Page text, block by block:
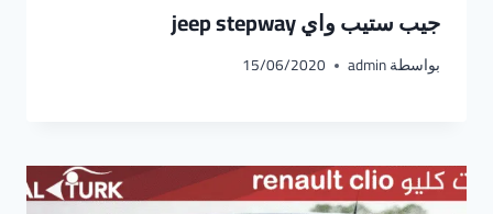
جيب ستيب واي jeep stepway
بواسطةadmin
15/06/2020